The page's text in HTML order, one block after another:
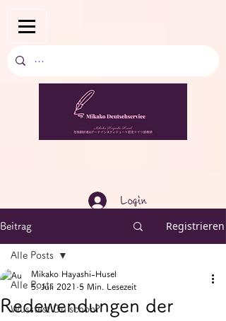
Login
Beitrag Registrieren
Alle Posts
Wusstest Du schon?
Alle Posts
Redewendungen der
Mikako Hayashi-Husel
5. Juli 2021 5 Min. Lesezeit